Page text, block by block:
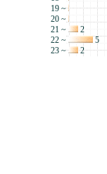
19 ~
20 ~
21 ~
2
22 ~
5
23 ~
2